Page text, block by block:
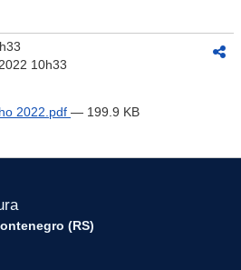
10h33
2022.pdf — 199.9 KB
(RS)